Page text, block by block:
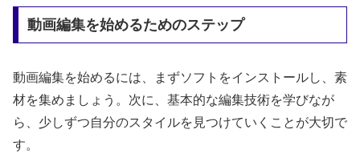
動画編集を始めるためのステップ
動画編集を始めるには、まずソフトをインストールし、素
材を集めましょう。次に、基本的な編集技術を学びなが
ら、少しずつ自分のスタイルを見つけていくことが大切で
す。